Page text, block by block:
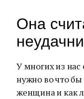
Она
У многих из нас
нужно во что бы
женщина и как